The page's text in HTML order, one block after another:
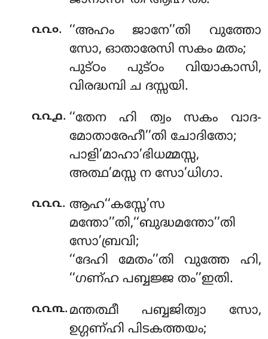
൨൨൦. ‘‘അഹം ജാനേ’’തി വുത്തോ
സോ, ഓതാരേസി സകം മതം;
പുട്ഠം പുട്ഠം വിയാകാസി,
വിരദ്ധമ്പി ച ദസ്സയി.
൨൨൧. ‘‘തേന ഹി ത്വം സകം വാദ-
മോതാരേഹീ’’തി ചോദിതോ;
പാളി’മാഹാ’ഭിധമ്മസ്സ,
അത്ഥ’മസ്സ ന സോ’ധിഗാ.
൨൨൨. ആഹ‘‘കസ്സേ’സ
മന്തോ’’തി,‘‘ബുദ്ധമന്തോ’’തി
സോ’ബ്രവി;
‘‘ദേഹി മേതം’’തി വുത്തേ ഹി,
‘‘ഗണ്ഹ പബ്ബജ്ജ തം’’ഇതി.
൨൨൩.മന്തത്ഥീ പബ്ബജിത്വാ സോ,
ഉഗ്ഗണ്ഹി പിടകത്തയം;